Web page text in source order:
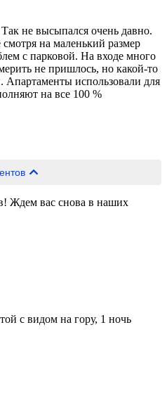
не высыпался очень давно.
на маленький размер
с парковой. На входе много
не пришлось, но какой-то
Апартаменты использовали для
на все 100 %
Ждем вас снова в наших
с видом на гору, 1 ночь